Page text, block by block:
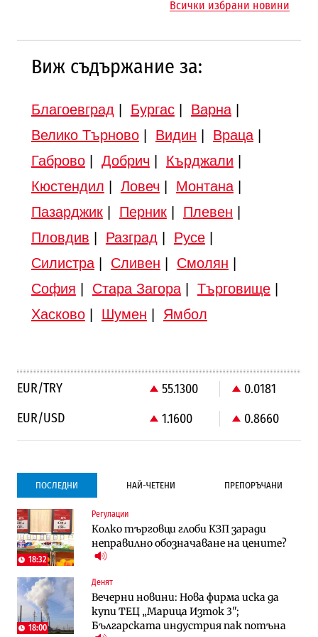
Всички избрани новини
Виж съдържание за:
Благоевград Бургас| Варна|
Велико Търново| Видин Враца|
Габрово| Добрич Кърджали
Кюстендил
Ловеч Монтана|
Пазарджик| Перник| Плевен
Пловдив
Разград Русе|
Силистра| Сливен Смолян
София
Стара Загора| Търговище|
Хасково| Шумен Ямбол
EUR/TRY 55.1300
0.0181
EUR/USD
1.1600 0.8660
ПОСЛЕДНИ НАЙ-ЧЕТЕНИ ПРЕПОРЪЧАНИ
18:32
Регулации
Колко търговци глоби КЗП заради
неправилно обозначаване на цените?
18:00
Денят
Вечерни новини: Нова фирма иска да
купи ТЕЦ „Марица Изток 3";
Българската индустрия пак потъна
Градоустройство
Столична община избра изпълнител за
преместването на трамвайното
трасе по бул. „Скобелев“
Компании
„Ендуросат“ ще строи огромен
космически и отбранителен център в
Доброславци
Градоустройство
Столична община избра изпълнител за
преместването на трамвайното
трасе по бул. „Скобелев“
Енергетика
Държавният ТЕЦ „Марица изток 2“
работи с 5 блока